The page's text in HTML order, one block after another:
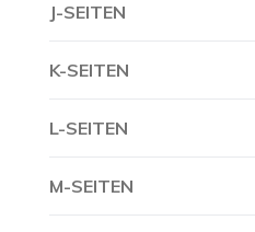
J-SEITEN
K-SEITEN
L-SEITEN
M-SEITEN